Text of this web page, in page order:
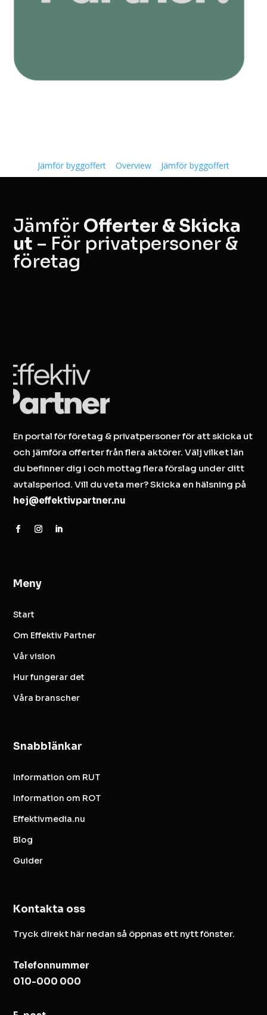
Jämför byggoffert Overview Jämför byggoffert
Jämför Offerter & Skicka
ut – För privatpersoner &
företag
En portal för företag & privatpersoner för att skicka ut
och jämföra offerter från flera aktörer. Välj vilket län
du befinner dig i och mottag flera förslag under ditt
avtalsperiod. Vill du veta mer? Skicka en hälsning på
hej@effektivpartner.nu
Meny
Start
Om Effektiv Partner
Vår vision
Hur fungerar det
Våra branscher
Snabblänkar
Information om RUT
Information om ROT
Effektivmedia.nu
Blog
Guider
Kontakta oss
Tryck direkt här nedan så öppnas ett nytt fönster.
Telefonnummer
010-000 000